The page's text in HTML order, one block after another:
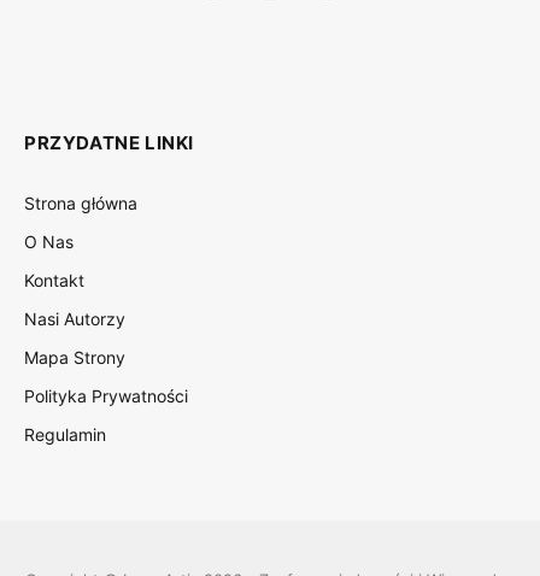
PRZYDATNE LINKI
Strona główna
O Nas
Kontakt
Nasi Autorzy
Mapa Strony
Polityka Prywatności
Regulamin